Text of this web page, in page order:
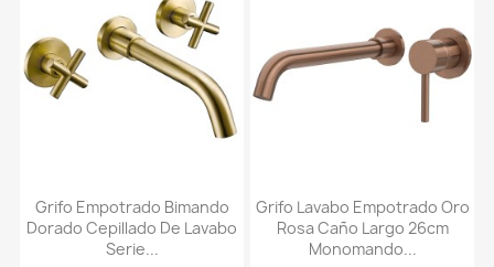
Grifo Empotrado Bimando
Dorado Cepillado De Lavabo
Serie...
Grifo Lavabo Empotrado Oro
Rosa Caño Largo 26cm
Monomando...